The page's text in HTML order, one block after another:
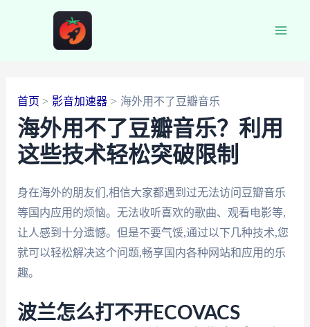
首页 影音加速器 海外用不了豆瓣音乐
海外用不了豆瓣音乐？利用
这些技术轻松突破限制
身在海外的朋友们,相信大家都遇到过无法访问豆瓣音乐
等国内应用的烦恼。无法收听喜欢的歌曲、观看电影等,
让人感到十分遗憾。但是不要气馁,通过以下几种技术,您
就可以轻松解决这个问题,畅享国内各种网站和应用的乐
趣。
波兰怎么打不开ECOVACS